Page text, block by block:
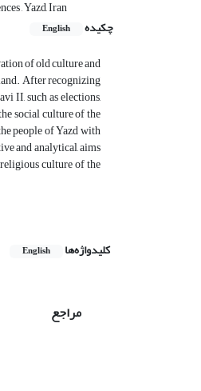
, Yazd, Iran
چکیده
English
of old culture and
After recognizing
II, such as elections,
social culture of the
people of Yazd with
and analytical, aims
culture of the
کلیدواژه‌ها English
مراجع